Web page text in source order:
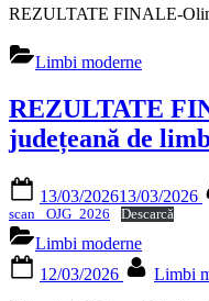
REZULTATE FINALE-
Limbi moderne
REZULTATE
județeană de
on
13/03/202613/03/2026
scan _OJG_2026 Descarcă
Limbi moderne
on
12/03/2026
Limbi